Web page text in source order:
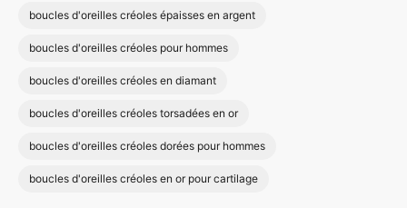
boucles d'oreilles créoles épaisses en argent
boucles d'oreilles créoles pour hommes
boucles d'oreilles créoles en diamant
boucles d'oreilles créoles torsadées en or
boucles d'oreilles créoles dorées pour hommes
boucles d'oreilles créoles en or pour cartilage